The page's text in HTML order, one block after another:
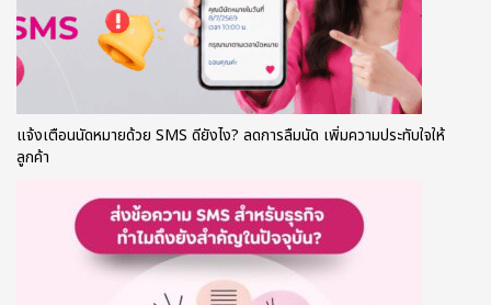
แจ้งเตือนนัดหมายด้วย SMS ดียังไง? ลดการลืมนัด เพิ่มความประทับใจให้
ลูกค้า